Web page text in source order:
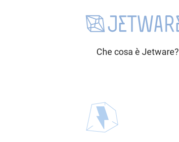
Che cosa è Jetware?